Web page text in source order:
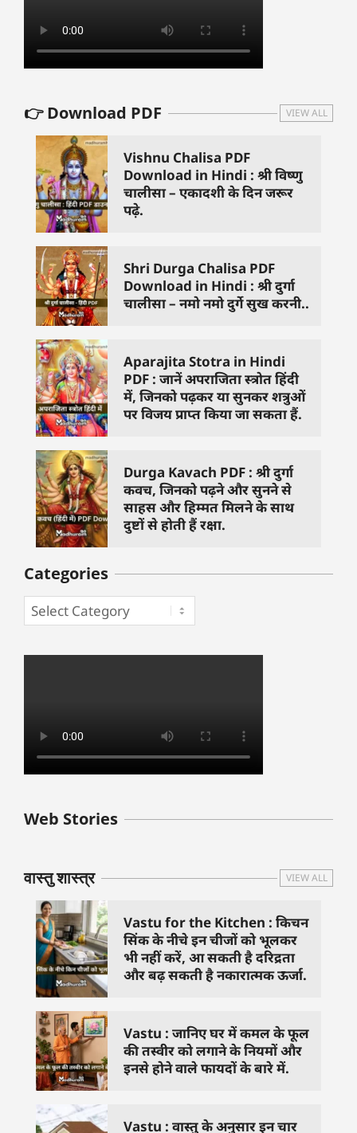
👉 Download PDF VIEW ALL
Vishnu Chalisa PDF
Download in Hindi : श्री विष्णु
चालीसा – एकादशी के दिन जरूर
पढ़े.
Shri Durga Chalisa PDF
Download in Hindi : श्री दुर्गा
चालीसा – नमो नमो दुर्गे सुख करनी..
Aparajita Stotra in Hindi
PDF : जानें अपराजिता स्त्रोत हिंदी
में, जिनको पढ़कर या सुनकर शत्रुओं
पर विजय प्राप्त किया जा सकता हैं.
Durga Kavach PDF : श्री दुर्गा
कवच, जिनको पढ़ने और सुनने से
साहस और हिम्मत मिलने के साथ
दुष्टों से होती हैं रक्षा.
Categories
Web Stories
बुधवार के उपाय :
जिनसे हो गणेश जी
वास्तु शास्त्र VIEW ALL
Vastu for the Kitchen : किचन
सिंक के नीचे इन चीजों को भूलकर
भी नहीं करें, आ सकती है दरिद्रता
और बढ़ सकती है नकारात्मक ऊर्जा.
Vastu : जानिए घर में कमल के फूल
की तस्वीर को लगाने के नियमों और
इनसे होने वाले फायदों के बारे में.
Vastu : वास्तु के अनुसार इन चार